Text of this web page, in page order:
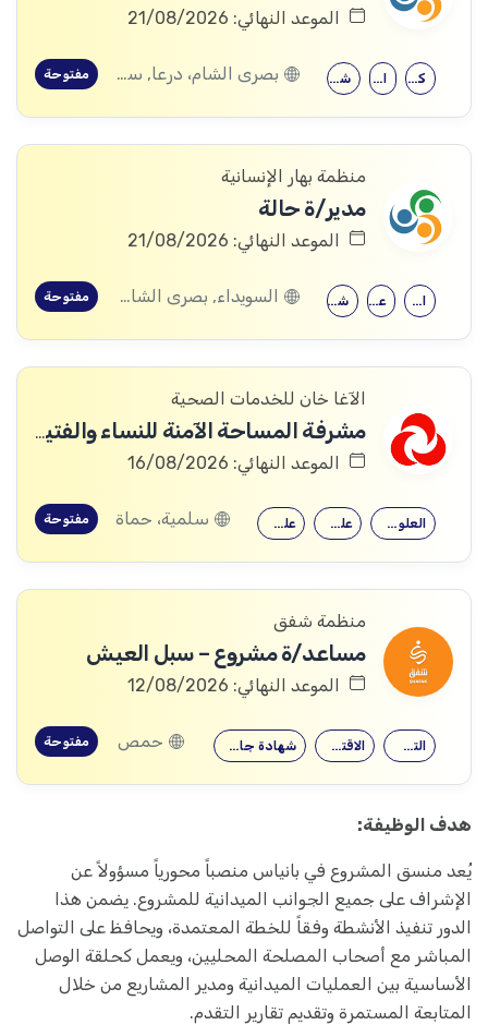
الموعد النهائي: 21/08/2026
شهادة جامعية الحقوق كلية التربية بصرى الشام، درعا, سعسع، ريف دمشق, المسيفرة، درعا, قدسيا، ريف دمشق, قطنا، ريف دمشق, مضايا، ريف دمشق, الجيزة، درعا, الديماس، ريف دمشق, سرغايا، ريف دمشق, بيت جن، ريف دمشق, عين الفيجة، ريف دمشق, خربة غزالة، درعا, عش الشجرة، درعا, داعل، درعا, المزيريب، درعا مفتوحة
منظمة بهار الإنسانية
مدير/ة حالة
الموعد النهائي: 21/08/2026
شهادة جامعية علم النفس الإرشاد النفسي السويداء, بصرى الشام، درعا, سعسع، ريف دمشق, المسيفرة، درعا, قدسيا، ريف دمشق, قطنا، ريف دمشق, مضايا، ريف دمشق, المزرعة، السويداء, الجيزة، درعا, الديماس، ريف دمشق, سرغايا، ريف دمشق, بيت جن، ريف دمشق, عين الفيجة، ريف دمشق, خربة غزالة، درعا, عش الشجرة، درعا, داعل، درعا, المزيريب، درعا, كوم الباشا، القنيطرة, جباتا الخشب، القنيطرة, ممتنة، القنيطرة, نبع الصخر، القنيطرة, خان أرنبة، القنيطرة, مشناف، السويداء مفتوحة
الآغا خان للخدمات الصحية
مشرفة المساحة الآمنة للنساء والفتيات (Woman and Girls Safe Space (WGSS) Supervisor).
الموعد النهائي: 16/08/2026
علم النفس علم اجتماع العلوم الاجتماعية سلمية، حماة مفتوحة
منظمة شفق
مساعد/ة مشروع – سبل العيش
الموعد النهائي: 12/08/2026
شهادة جامعية الاقتصاد التجارة حمص مفتوحة
هدف الوظيفة:
يُعد منسق المشروع في بانياس منصباً محورياً مسؤولاً عن
الإشراف على جميع الجوانب الميدانية للمشروع. يضمن هذا
الدور تنفيذ الأنشطة وفقاً للخطة المعتمدة، ويحافظ على التواصل
المباشر مع أصحاب المصلحة المحليين، ويعمل كحلقة الوصل
الأساسية بين العمليات الميدانية ومدير المشاريع من خلال
المتابعة المستمرة وتقديم تقارير التقدم.